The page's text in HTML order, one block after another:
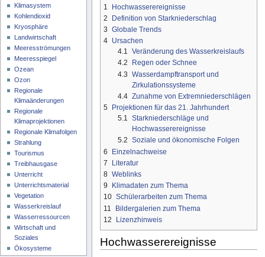
1
Hochwasserereignisse
2
Definition von Starkniederschlag
3 Globale Trends
4 Ursachen
4.1 Veränderung des Wasserkreislaufs
4.2
Regen oder Schnee
4.3 Wasserdampftransport und
Zirkulationssysteme
4.4 Zunahme von Extremniederschlägen
5
Projektionen für das 21. Jahrhundert
5.1 Starkniederschläge und
Hochwasserereignisse
5.2 Soziale und ökonomische Folgen
6
Einzelnachweise
7
Literatur
8 Weblinks
9
Klimadaten zum Thema
10 Schülerarbeiten zum Thema
11
Bildergalerien zum Thema
12
Lizenzhinweis
Hochwasserereignisse
Klimasystem
Kohlendioxid
Kryosphäre
Landwirtschaft
Meeresströmungen
Meeresspiegel
Ozean
Ozon
Regionale
Klimaänderungen
Regionale
Klimaprojektionen
Regionale Klimafolgen
Strahlung
Tourismus
Treibhausgase
Unterricht
Unterrichtsmaterial
Vegetation
Wasserkreislauf
Wasserressourcen
Wirtschaft und
Soziales
Ökosysteme